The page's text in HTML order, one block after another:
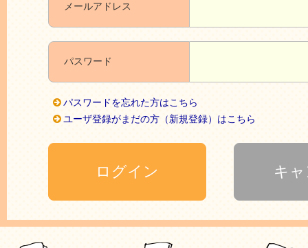
メールアドレス
パスワード
パスワードを忘れた方はこちら
ユーザ登録がまだの方（新規登録）はこちら